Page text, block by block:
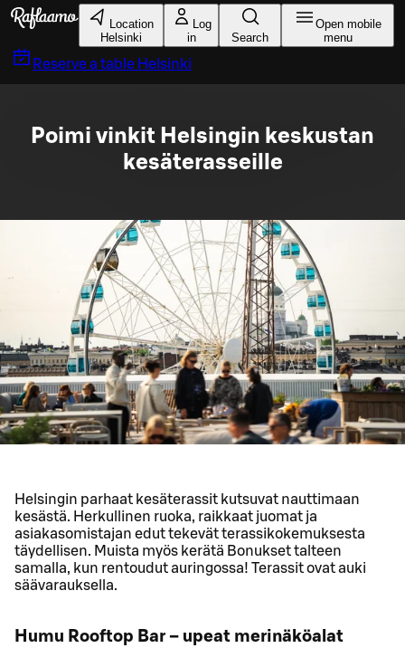
Skip to main content
Location
Helsinki
Log
in
Search
Open mobile
menu
Reserve a table Helsinki
Poimi vinkit Helsingin keskustan
kesäterasseille
Helsingin parhaat kesäterassit kutsuvat nauttimaan
kesästä. Herkullinen ruoka, raikkaat juomat ja
asiakasomistajan edut tekevät terassikokemuksesta
täydellisen. Muista myös kerätä Bonukset talteen
samalla, kun rentoudut auringossa! Terassit ovat auki
säävarauksella.
Humu Rooftop Bar – upeat merinäköalat